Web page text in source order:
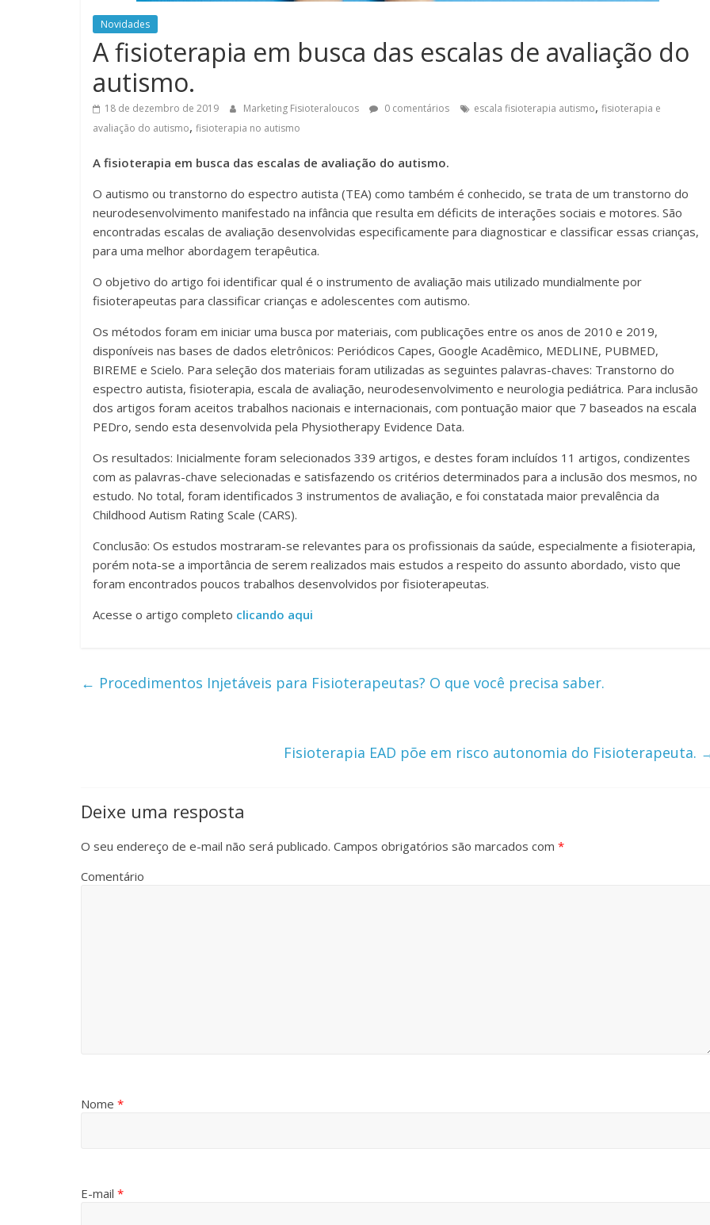
Novidades
A fisioterapia em busca das escalas de avaliação do
autismo.
18 de dezembro de 2019 Marketing Fisioteraloucos 0 comentários escala fisioterapia autismo, fisioterapia e
avaliação do autismo, fisioterapia no autismo
A fisioterapia em busca das escalas de avaliação do autismo.
O autismo ou transtorno do espectro autista (TEA) como também é conhecido, se trata de um transtorno do
neurodesenvolvimento manifestado na infância que resulta em déficits de interações sociais e motores. São
encontradas escalas de avaliação desenvolvidas especificamente para diagnosticar e classificar essas crianças,
para uma melhor abordagem terapêutica.
O objetivo do artigo foi identificar qual é o instrumento de avaliação mais utilizado mundialmente por
fisioterapeutas para classificar crianças e adolescentes com autismo.
Os métodos foram em iniciar uma busca por materiais, com publicações entre os anos de 2010 e 2019,
disponíveis nas bases de dados eletrônicos: Periódicos Capes, Google Acadêmico, MEDLINE, PUBMED,
BIREME e Scielo. Para seleção dos materiais foram utilizadas as seguintes palavras-chaves: Transtorno do
espectro autista, fisioterapia, escala de avaliação, neurodesenvolvimento e neurologia pediátrica. Para inclusão
dos artigos foram aceitos trabalhos nacionais e internacionais, com pontuação maior que 7 baseados na escala
PEDro, sendo esta desenvolvida pela Physiotherapy Evidence Data.
Os resultados: Inicialmente foram selecionados 339 artigos, e destes foram incluídos 11 artigos, condizentes
com as palavras-chave selecionadas e satisfazendo os critérios determinados para a inclusão dos mesmos, no
estudo. No total, foram identificados 3 instrumentos de avaliação, e foi constatada maior prevalência da
Childhood Autism Rating Scale (CARS).
Conclusão: Os estudos mostraram-se relevantes para os profissionais da saúde, especialmente a fisioterapia,
porém nota-se a importância de serem realizados mais estudos a respeito do assunto abordado, visto que
foram encontrados poucos trabalhos desenvolvidos por fisioterapeutas.
Acesse o artigo completo clicando aqui
← Procedimentos Injetáveis para Fisioterapeutas? O que você precisa saber.
Fisioterapia EAD põe em risco autonomia do Fisioterapeuta.
Deixe uma resposta
O seu endereço de e-mail não será publicado. Campos obrigatórios são marcados com *
Comentário
Nome *
E-mail *